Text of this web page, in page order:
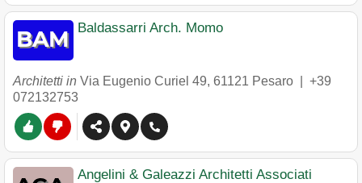
Baldassarri Arch. Momo
Architetti in Via Eugenio Curiel 49, 61121 Pesaro
+39
072132753
Angelini & Galeazzi Architetti Associati